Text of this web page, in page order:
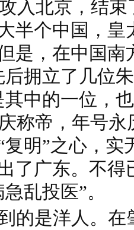
入北京，结束
半个中国，皇
是，在中国南
拥立了几位
其中的一位，
称帝，年号
明”之心，实
了广东。不得
乱投医”。
的是洋人。在